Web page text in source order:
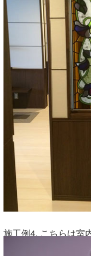
施工例4. こちらは室